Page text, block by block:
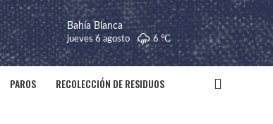
Bahía Blanca
jueves 6 agosto 6 °C
PAROS RECOLECCIÓN DE RESIDUOS